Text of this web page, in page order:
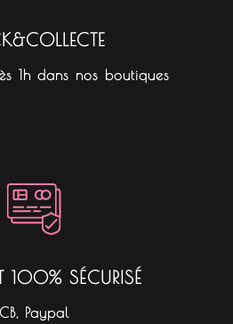
1h dans nos boutiques
100% SÉCURISÉ
CB, Paypal